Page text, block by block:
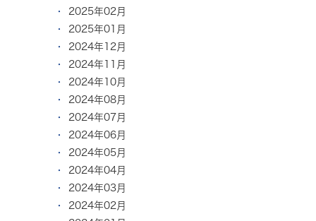
2025年02月
2025年01月
2024年12月
2024年11月
2024年10月
2024年08月
2024年07月
2024年06月
2024年05月
2024年04月
2024年03月
2024年02月